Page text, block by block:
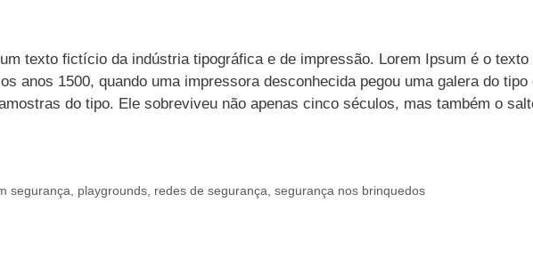
texto fictício da indústria tipográfica e de impressão. Lorem Ipsum é o texto
anos 1500, quando uma impressora desconhecida pegou uma galera do tipo
do tipo. Ele sobreviveu não apenas cinco séculos, mas também o
segurança playgrounds, redes de segurança segurança nos brinquedos